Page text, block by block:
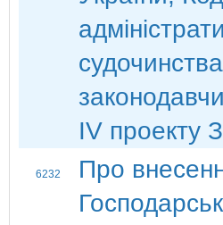
ІV проекту
6232
Про